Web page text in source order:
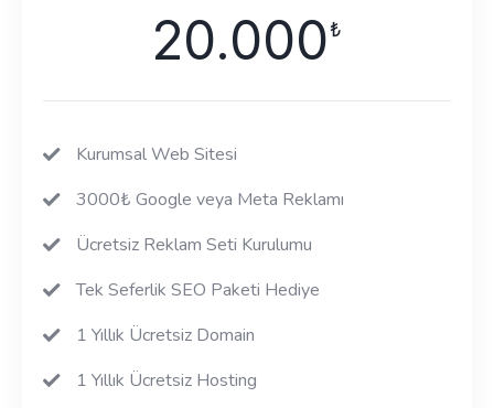
20.000₺
Kurumsal Web Sitesi
3000₺ Google veya Meta Reklamı
Ücretsiz Reklam Seti Kurulumu
Tek Seferlik SEO Paketi Hediye
1 Yıllık Ücretsiz Domain
1 Yıllık Ücretsiz Hosting